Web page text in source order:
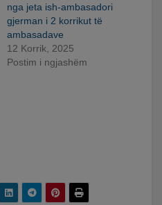
nga jeta ish-ambasadori
gjerman i 2 korrikut të
ambasadave
12 Korrik, 2025
Postim i ngjashëm